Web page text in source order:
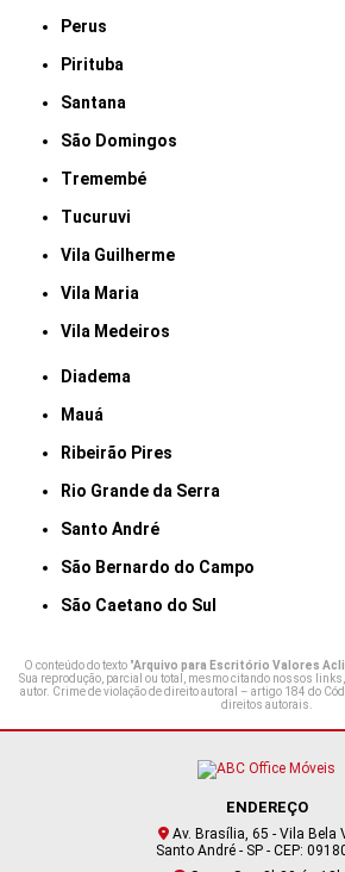
Perus
Pirituba
Santana
São Domingos
Tremembé
Tucuruvi
Vila Guilherme
Vila Maria
Vila Medeiros
Diadema
Mauá
Ribeirão Pires
Rio Grande da Serra
Santo André
São Bernardo do Campo
São Caetano do Sul
O conteúdo do texto "Arquivo para Escritório Valores
Sua reprodução, parcial ou total, mesmo citando nossos
autor. Crime de violação de direito autoral – artigo 184 do
direitos autorais.
ENDEREÇO
Av. Brasília, 65 - Vila Bela
Santo André - SP - CEP: